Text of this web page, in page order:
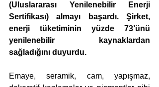
(Uluslararası Yenilenebilir Enerji
Sertifikası) almayı başardı. Şirket,
enerji tüketiminin yüzde 73’ünü
yenilenebilir kaynaklardan
sağladığını duyurdu.
Emaye, seramik, cam, yapışmaz,